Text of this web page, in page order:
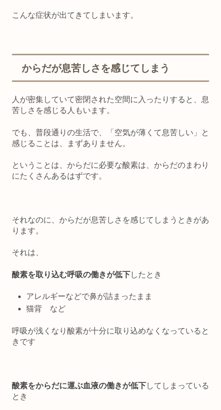
こんな症状が出てきてしまいます。
からだが息苦しさを感じてしまう
人が密集していて密閉された空間に入ったりすると、息
苦しさを感じる人もいます。
でも、普段通りの生活で、「空気が薄くて息苦しい」と
感じることは、まずありません。
ということは、からだに必要な酸素は、からだのまわり
にたくさんあるはずです。
それなのに、からだが息苦しさを感じてしまうときがあ
ります。
それは、
酸素を取り込む呼吸の働きが低下したとき
アレルギーなどで鼻が詰まったまま
猫背 など
呼吸が浅くなり酸素が十分に取り込めなくなっていると
きです
酸素をからだに運ぶ血液の働きが低下してしまっている
とき